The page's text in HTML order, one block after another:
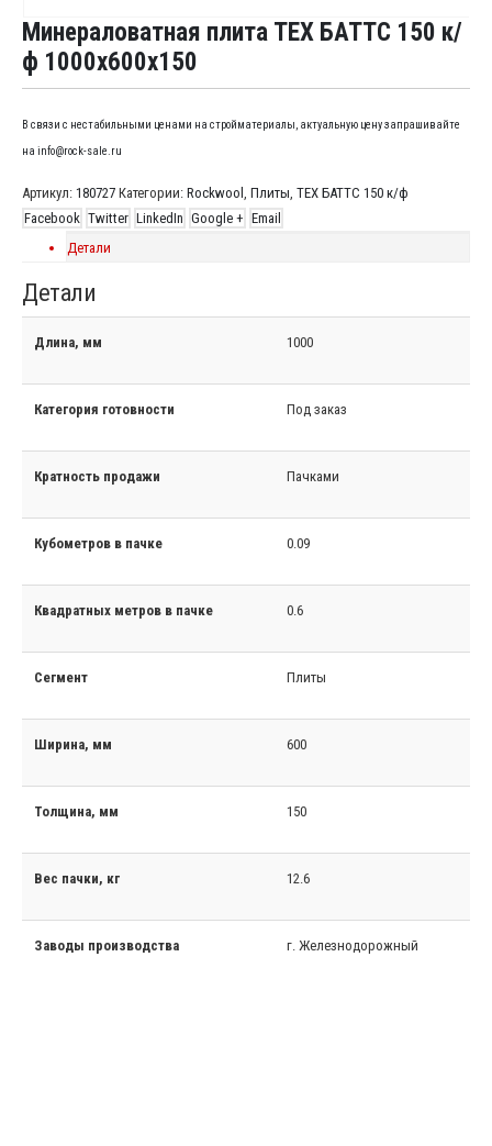
Минераловатная плита ТЕХ БАТТС 150 к/
ф 1000x600x150
В связи с нестабильными ценами на стройматериалы, актуальную цену запрашивайте
на info@rock-sale.ru
Артикул: 180727 Категории: Rockwool Плиты ТЕХ БАТТС 150 к/ф
Facebook Twitter LinkedIn Google + Email
Детали
Детали
Длина, мм 1000
Категория готовности Под заказ
Кратность продажи Пачками
Кубометров в пачке 0.09
Квадратных метров в пачке 0.6
Сегмент Плиты
Ширина, мм 600
Толщина, мм 150
Вес пачки, кг 12.6
Заводы производства г. Железнодорожный